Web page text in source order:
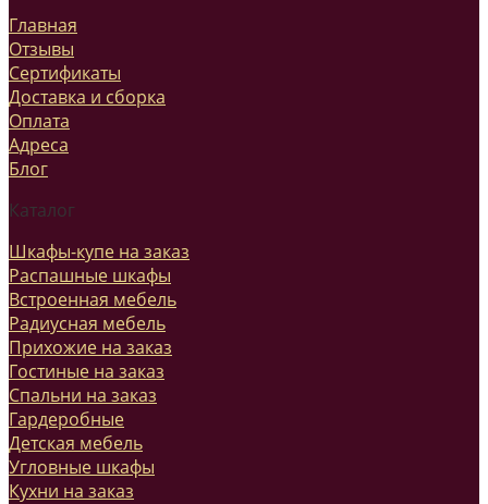
Главная
Отзывы
Сертификаты
Доставка и сборка
Оплата
Адреса
Блог
Каталог
Шкафы-купе на заказ
Распашные шкафы
Встроенная мебель
Радиусная мебель
Прихожие на заказ
Гостиные на заказ
Спальни на заказ
Гардеробные
Детская мебель
Угловные шкафы
Кухни на заказ